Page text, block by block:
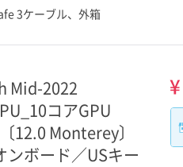
3ケーブル、外箱
Mid-2022
コアGPU
12.0 Monterey〕
ンボード／USキー
¥